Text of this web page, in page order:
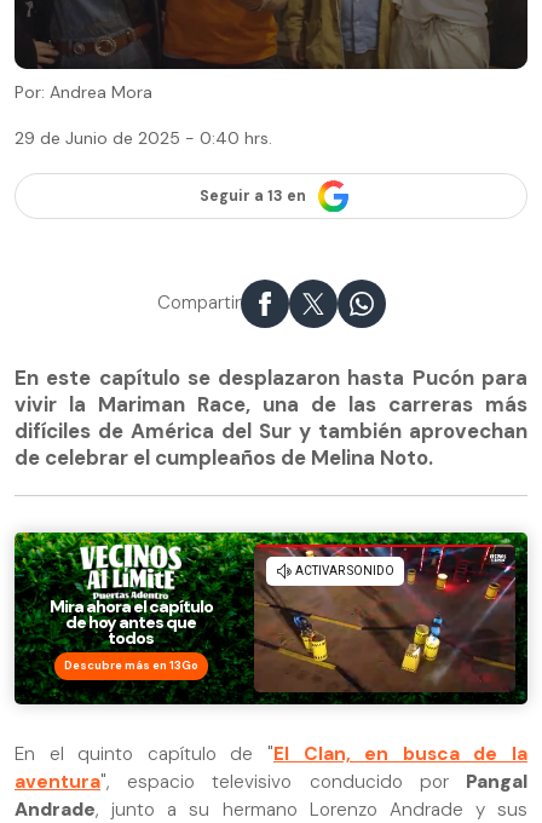
Por: Andrea Mora
29 de Junio de 2025 - 0:40 hrs.
Seguir a 13 en
Compartir
En este capítulo se desplazaron hasta Pucón para
vivir la Mariman Race, una de las carreras más
difíciles de América del Sur y también aprovechan
de celebrar el cumpleaños de Melina Noto.
Descubre más en 13Go
En el quinto capítulo de "El Clan, en busca de la
aventura", espacio televisivo conducido por Pangal
Andrade, junto a su hermano Lorenzo Andrade y sus